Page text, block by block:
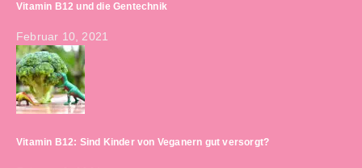
Vitamin B12 und die Gentechnik
Februar 10, 2021
Vitamin B12: Sind Kinder von Veganern gut versorgt?